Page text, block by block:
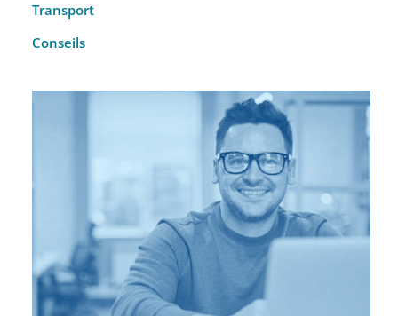
Transport
Conseils